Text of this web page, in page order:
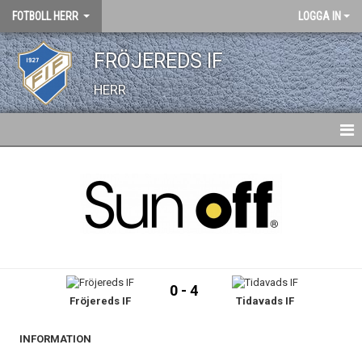
FOTBOLL HERR LOGGA IN
FRÖJEREDS IF
HERR
BILDGALLERI
DOKUMENT
Fröjereds IF
0 - 4
Tidavads IF
INFORMATION